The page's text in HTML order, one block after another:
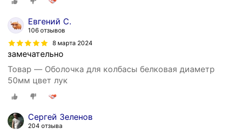
Евгений С.
106 отзывов
8 марта 2024
замечательно
Товар — Оболочка для колбасы белковая диаметр
50мм цвет лук
Сергей Зеленов
204 отзыва